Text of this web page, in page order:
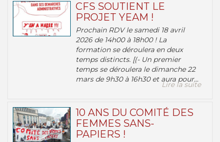
CFS SOUTIENT LE
PROJET YEAM !
Prochain RDV le samedi 18 avril
2026 de 14h00 à 18h00 ! La
formation se déroulera en deux
temps distincts. [(- Un premier
temps se déroulera le dimanche 22
mars de 9h30 à 16h30 et aura pour...
Lire la suite
10 ANS DU COMITÉ DES
FEMMES SANS-
PAPIERS !